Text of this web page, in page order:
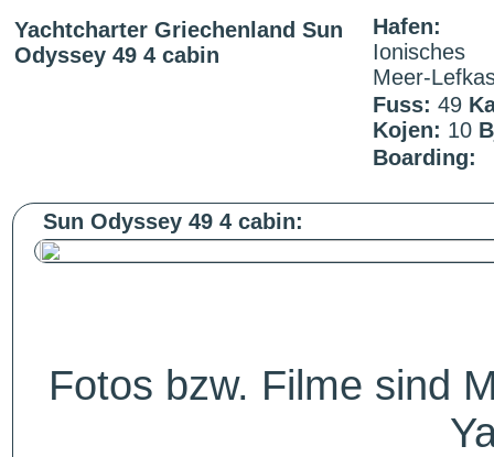
Yachtcharter Griechenland Sun
Odyssey 49 4 cabin
Hafen:
Ionisches
Meer-
Fuss: 49
Kojen: 10
Boarding:
Sun Odyssey 49 4 cabin:
Fotos bzw. Filme sind